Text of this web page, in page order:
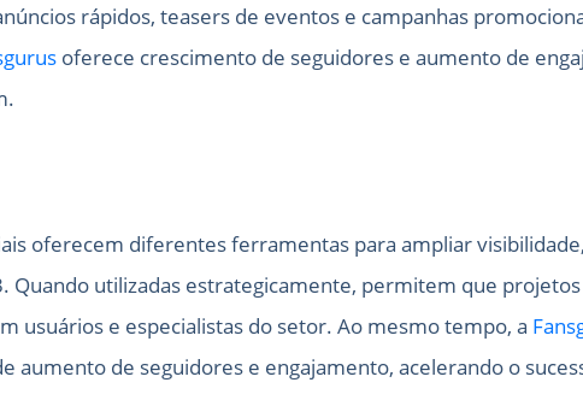
rápidos, teasers de eventos e campanhas
oferece crescimento de seguidores e aumento de
oferecem diferentes ferramentas para ampliar
Quando utilizadas estrategicamente, permitem que
usuários e especialistas do setor. Ao mesmo tempo, a
aumento de seguidores e engajamento, acelerando o